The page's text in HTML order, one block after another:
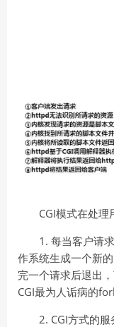
CGI模式在处理
1. 每当客户请
作系统生成一个新
完一个请求后退出
CGI最为人诟病的
2. CGI方式的